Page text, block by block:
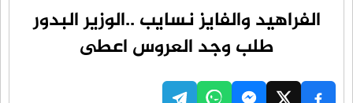
الفراهيد والفايز نسايب ..الوزير البدور
طلب وجد العروس اعطى